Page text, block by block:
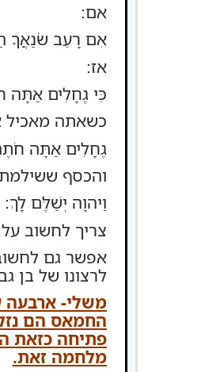
אם:
אִם רָעֵב שֹׂנַאֲךָ
אז:
כִּי גֶחָלִים אַתָּה
כשאתה מאכיל
גֶחָלִים אַתָּה
והכסף ששילמת
וַיהוָה יְשַׁלֶּם לָךְ:
צריך לחשוב
אפשר גם
לרצונו של בן
משלי- ארבעה
החמאס הם
פתיחה כזאת
מלחמה זאת.